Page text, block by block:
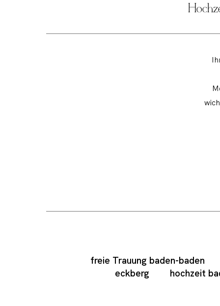
freie Trauung baden-baden
eckberg
hochzeit